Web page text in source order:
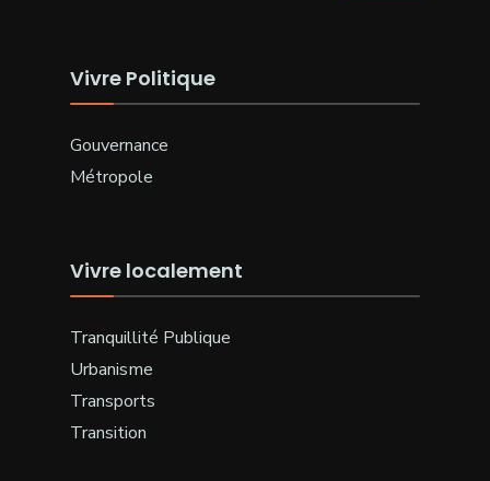
Vivre Politique
Gouvernance
Métropole
Vivre localement
Tranquillité Publique
Urbanisme
Transports
Transition